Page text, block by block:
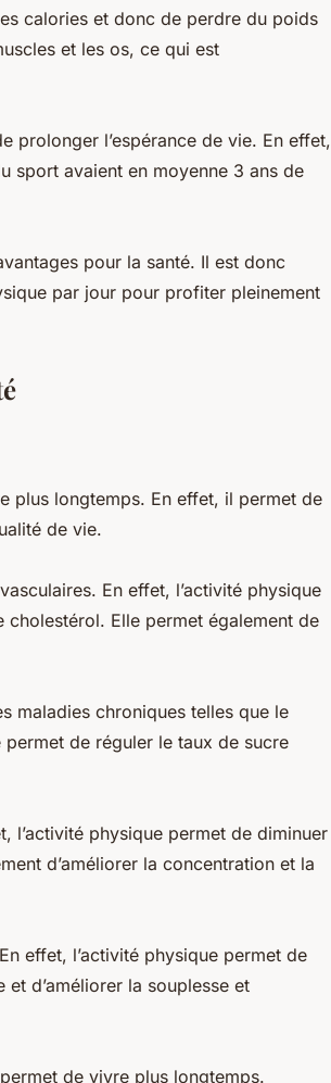
calories et donc de perdre du poids
et les os, ce qui est
prolonger l’espérance de vie. En effet,
sport avaient en moyenne 3 ans de
pour la santé. Il est donc
par jour pour profiter pleinement
plus longtemps. En effet, il permet de
de vie.
En effet, l’activité physique
Elle permet également de
maladies chroniques telles que le
permet de réguler le taux de sucre
l’activité physique permet de diminuer
d’améliorer la concentration et la
effet, l’activité physique permet de
d’améliorer la souplesse et
de vivre plus longtemps.